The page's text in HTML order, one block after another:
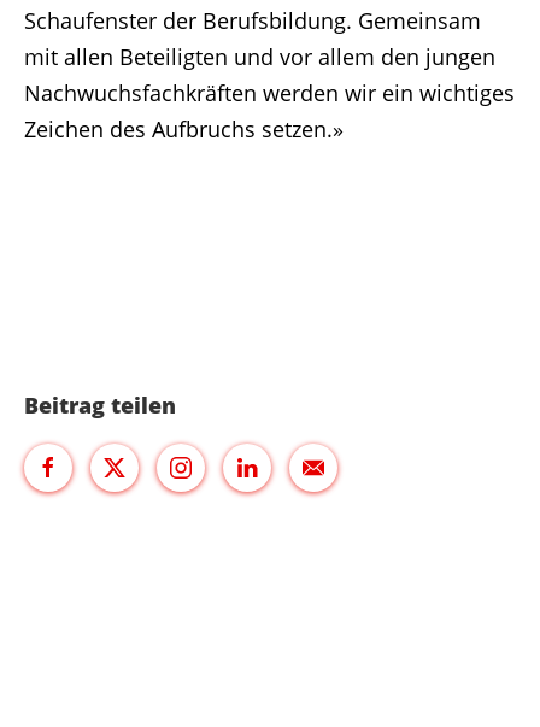
Schaufenster der Berufsbildung. Gemeinsam
mit allen Beteiligten und vor allem den jungen
Nachwuchsfachkräften werden wir ein wichtiges
Zeichen des Aufbruchs setzen.»
Beitrag teilen